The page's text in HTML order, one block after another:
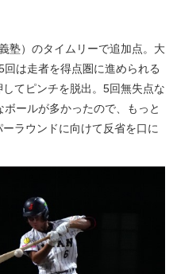
塾）のタイムリーで追加点。大
は走者を得点圏に進められる
てピンチを脱出。5回無失点な
ールが多かったので、もっと
ラウンドに向けて反省を口に